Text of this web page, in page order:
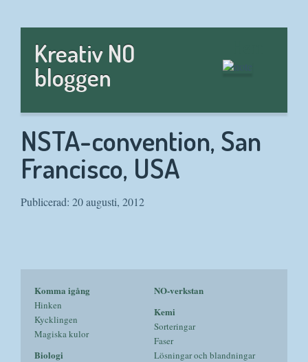
Kreativ NO
bloggen
NSTA-convention, San
Francisco, USA
Publicerad: 20 augusti, 2012
Komma igång
Hinken
Kycklingen
Magiska kulor
Biologi
NO-verkstan
Kemi
Sorteringar
Faser
Lösningar och blandningar